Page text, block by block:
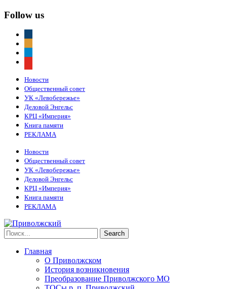
Follow us
Новости
Общественный совет
УК «Левобережье»
Деловой Энгельс
КРЦ «Империя»
Книга памяти
РЕКЛАМА
Новости
Общественный совет
УК «Левобережье»
Деловой Энгельс
КРЦ «Империя»
Книга памяти
РЕКЛАМА
Главная
О Приволжском
История возникновения
Преобразование Приволжского МО